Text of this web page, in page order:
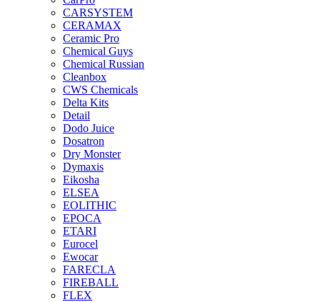
CARSYSTEM
CERAMAX
Ceramic Pro
Chemical Guys
Chemical Russian
Cleanbox
CWS Chemicals
Delta Kits
Detail
Dodo Juice
Dosatron
Dry Monster
Dymaxis
Eikosha
ELSEA
EOLITHIC
EPOCA
ETARI
Eurocel
Ewocar
FARECLA
FIREBALL
FLEX